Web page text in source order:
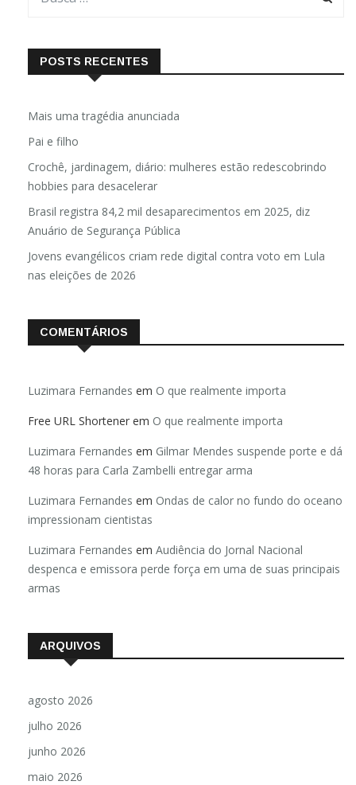
POSTS RECENTES
Mais uma tragédia anunciada
Pai e filho
Crochê, jardinagem, diário: mulheres estão redescobrindo
hobbies para desacelerar
Brasil registra 84,2 mil desaparecimentos em 2025, diz
Anuário de Segurança Pública
Jovens evangélicos criam rede digital contra voto em Lula
nas eleições de 2026
COMENTÁRIOS
Luzimara Fernandes em O que realmente importa
Free URL Shortener em O que realmente importa
Luzimara Fernandes em Gilmar Mendes suspende porte e dá
48 horas para Carla Zambelli entregar arma
Luzimara Fernandes em Ondas de calor no fundo do oceano
impressionam cientistas
Luzimara Fernandes em Audiência do Jornal Nacional
despenca e emissora perde força em uma de suas principais
armas
ARQUIVOS
agosto 2026
julho 2026
junho 2026
maio 2026